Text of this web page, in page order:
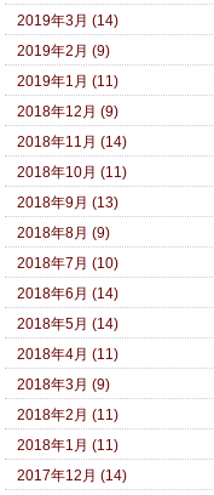
2019年3月 (14)
2019年2月 (9)
2019年1月 (11)
2018年12月 (9)
2018年11月 (14)
2018年10月 (11)
2018年9月 (13)
2018年8月 (9)
2018年7月 (10)
2018年6月 (14)
2018年5月 (14)
2018年4月 (11)
2018年3月 (9)
2018年2月 (11)
2018年1月 (11)
2017年12月 (14)